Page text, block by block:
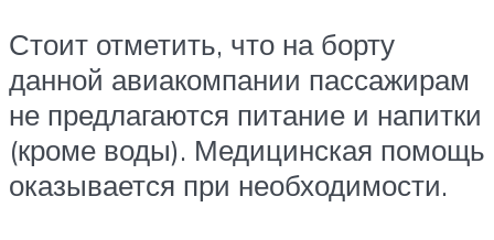
Стоит отметить, что на борту
данной авиакомпании пассажирам
не предлагаются питание и напитки
(кроме воды). Медицинская помощь
оказывается при необходимости.